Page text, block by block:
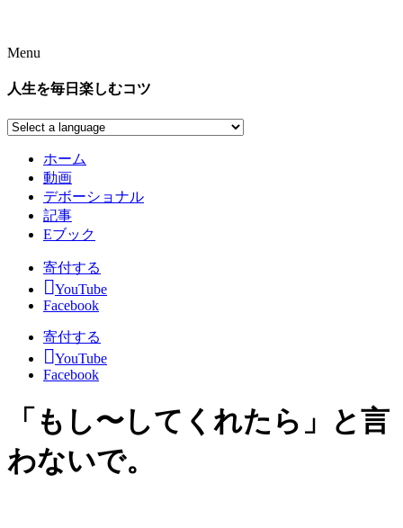
Menu
人生を毎日楽しむコツ
ホーム
動画
デボーショナル
記事
Eブック
寄付する
YouTube
Facebook
寄付する
YouTube
Facebook
「もし〜してくれたら」と言
わないで。